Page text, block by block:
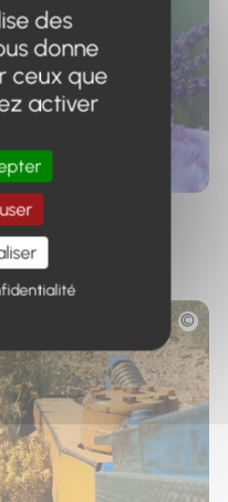
des
donne
ceux que
activer